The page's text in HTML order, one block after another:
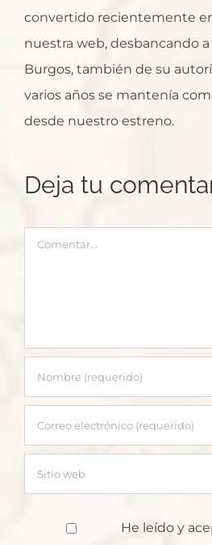
convertido recientemente
nuestra web, desbancando
Burgos, también de su
varios años se mantenía
desde nuestro estreno.
Deja tu
Comentar
He leído y